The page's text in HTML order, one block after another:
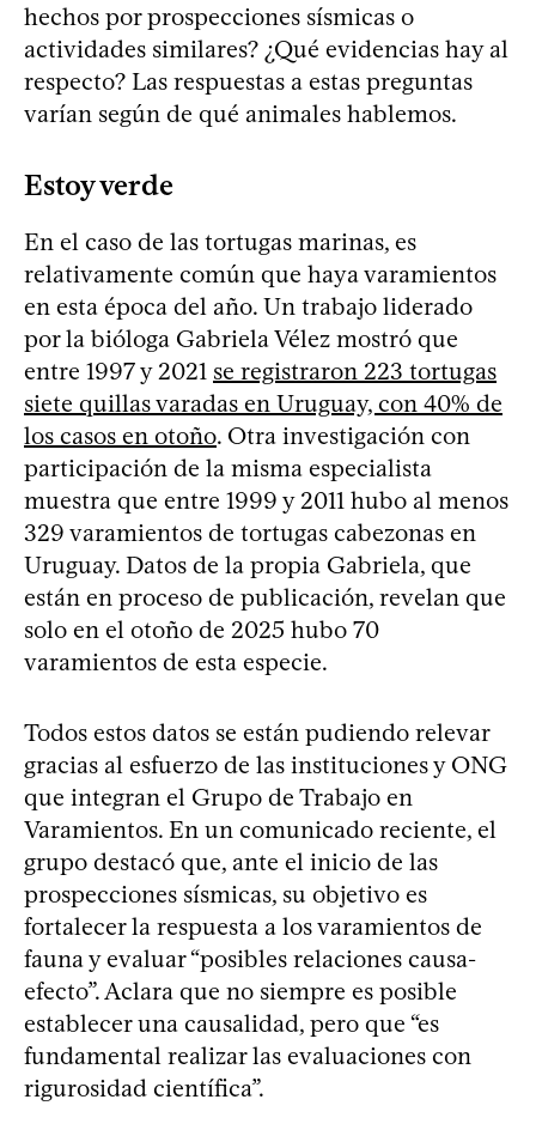
hechos por prospecciones sísmicas o
actividades similares? ¿Qué evidencias hay al
respecto? Las respuestas a estas preguntas
varían según de qué animales hablemos.
Estoy verde
En el caso de las tortugas marinas, es
relativamente común que haya varamientos
en esta época del año. Un trabajo liderado
por la bióloga Gabriela Vélez mostró que
entre 1997 y 2021 se registraron 223 tortugas
siete quillas varadas en Uruguay, con 40% de
los casos en otoño. Otra investigación con
participación de la misma especialista
muestra que entre 1999 y 2011 hubo al menos
329 varamientos de tortugas cabezonas en
Uruguay. Datos de la propia Gabriela, que
están en proceso de publicación, revelan que
solo en el otoño de 2025 hubo 70
varamientos de esta especie.
Todos estos datos se están pudiendo relevar
gracias al esfuerzo de las instituciones y ONG
que integran el Grupo de Trabajo en
Varamientos. En un comunicado reciente, el
grupo destacó que, ante el inicio de las
prospecciones sísmicas, su objetivo es
fortalecer la respuesta a los varamientos de
fauna y evaluar “posibles relaciones causa-
efecto”. Aclara que no siempre es posible
establecer una causalidad, pero que “es
fundamental realizar las evaluaciones con
rigurosidad científica”.